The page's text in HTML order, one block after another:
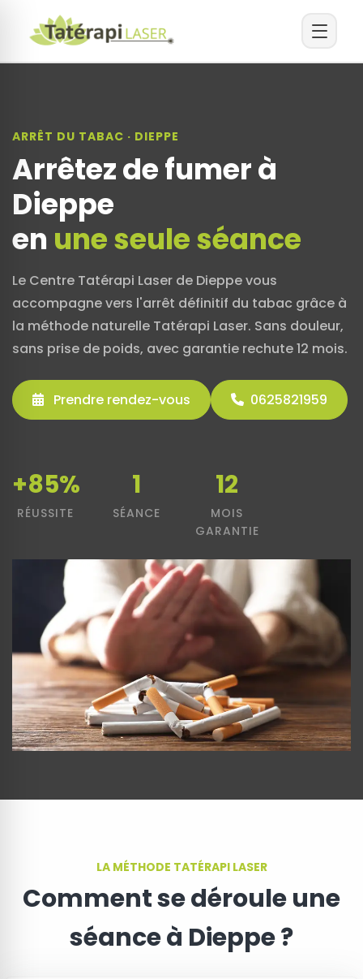
ARRÊT DU TABAC · DIEPPE
Arrêtez de fumer à
Dieppe
en une seule séance
Le Centre Tatérapi Laser de Dieppe vous
accompagne vers l'arrêt définitif du tabac grâce à
la méthode naturelle Tatérapi Laser. Sans douleur,
sans prise de poids, avec garantie rechute 12 mois.
Prendre rendez-vous 0625821959
+85%
RÉUSSITE
1
SÉANCE
12
MOIS
GARANTIE
LA MÉTHODE TATÉRAPI LASER
Comment se déroule une
séance à Dieppe ?